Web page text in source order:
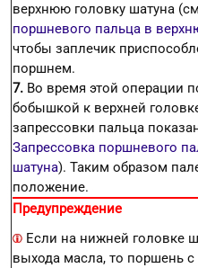
верхнюю головку шатуна
поршневого пальца в
чтобы заплечик
поршнем.
7. Во время этой операции
бобышкой к верхней
запрессовки пальца
Запрессовка поршневого
шатуна). Таким образом
положение.
Предупреждение
Если на нижней головке
выхода масла, то поршень